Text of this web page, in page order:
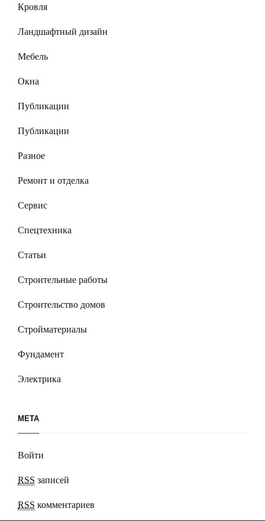
Кровля
Ландшафтный дизайн
Мебель
Окна
Публикации
Публикации
Разное
Ремонт и отделка
Сервис
Спецтехника
Статьи
Строительные работы
Строительство домов
Стройматериалы
Фундамент
Электрика
МЕТА
Войти
RSS записей
RSS комментариев